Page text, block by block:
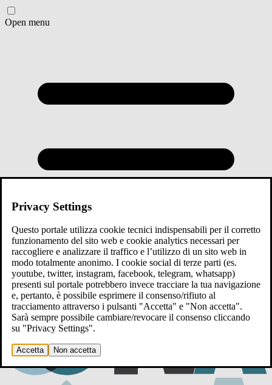
Open menu
Privacy Settings
Questo portale utilizza cookie tecnici indispensabili per il corretto
funzionamento del sito web e cookie analytics necessari per
raccogliere e analizzare il traffico e l’utilizzo di un sito web in
modo totalmente anonimo. I cookie social di terze parti (es.
youtube, twitter, instagram, facebook, telegram, whatsapp)
presenti sul portale potrebbero invece tracciare la tua navigazione
e, pertanto, è possibile esprimere il consenso/rifiuto al
tracciamento attraverso i pulsanti "Accetta" e "Non accetta".
Sarà sempre possibile cambiare/revocare il consenso cliccando
su "Privacy Settings".
Accetta Non accetta